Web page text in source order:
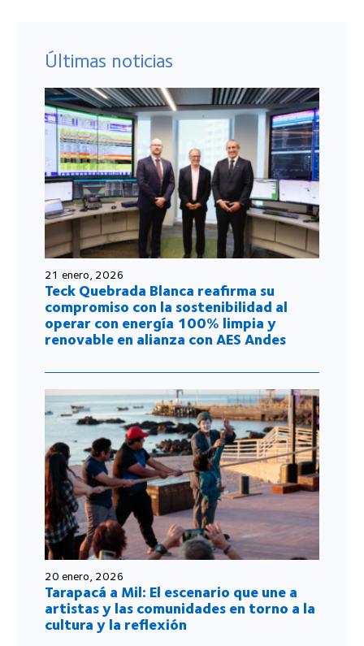
Últimas noticias
21 enero, 2026
Teck Quebrada Blanca reafirma su
compromiso con la sostenibilidad al
operar con energía 100% limpia y
renovable en alianza con AES Andes
20 enero, 2026
Tarapacá a Mil: El escenario que une a
artistas y las comunidades en torno a la
cultura y la reflexión